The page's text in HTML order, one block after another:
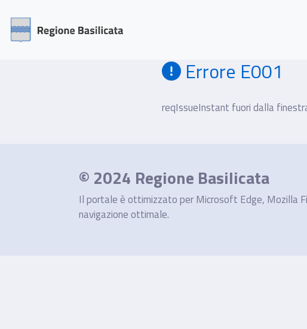
Errore E001
reqIssueInstant fuori dalla
© 2024 Regione Basilicata
Il portale è ottimizzato per Microsoft Edge, Mozilla
navigazione ottimale.